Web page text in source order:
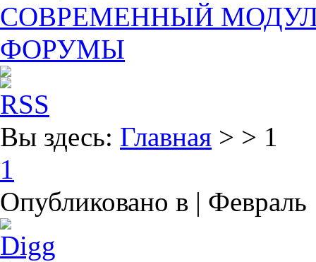
СОВРЕМЕННЫЙ
ФОРУМЫ
Вы здесь: Главная > > 1
1
Опубликовано в |